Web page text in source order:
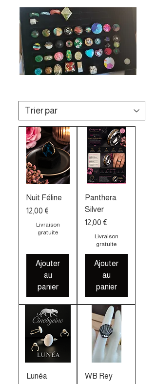
Nuit Féline
Prix
12,00 €
Livraison
gratuite
Ajouter
au
panier
Panthera
Silver
Prix
12,00 €
Livraison
gratuite
Ajouter
au
panier
Lunéa
WB Rey